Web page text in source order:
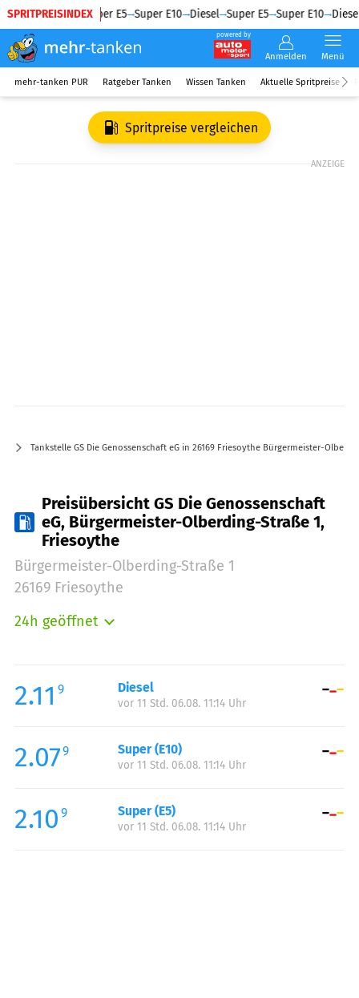
SPRITPREISINDEX
Diesel Super E5 Super E10 Diesel Super E5 Super E10 Diesel
powered by
Anmelden Menü
mehr-tanken PUR Ratgeber Tanken Wissen Tanken Aktuelle Spritpreise
Spritpreise vergleichen
ANZEIGE
Tankstelle GS Die Genossenschaft eG in 26169 Friesoythe Bürgermeister-
Preisübersicht GS Die Genossenschaft
eG, Bürgermeister-Olberding-Straße 1,
Friesoythe
Bürgermeister-Olberding-Straße 1
26169 Friesoythe
24h geöffnet
Mittwoch:
00:00-24:00
Donnerstag:
Samstag:
00:00-24:00
Sonntag:
2.11 9 Diesel
vor 11 Std. 06.08. 11:14 Uhr
2.079 Super (E10)
vor 11 Std. 06.08. 11:14 Uhr
2.10 9 Super (E5)
vor 11 Std. 06.08. 11:14 Uhr